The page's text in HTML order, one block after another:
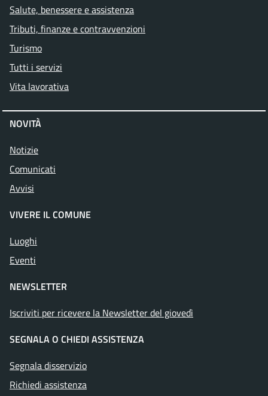
Salute, benessere e assistenza
Tributi, finanze e contravvenzioni
Turismo
Tutti i servizi
Vita lavorativa
NOVITÀ
Notizie
Comunicati
Avvisi
VIVERE IL COMUNE
Luoghi
Eventi
NEWSLETTER
Iscriviti per ricevere la Newsletter del giovedì
SEGNALA O CHIEDI ASSISTENZA
Segnala disservizio
Richiedi assistenza